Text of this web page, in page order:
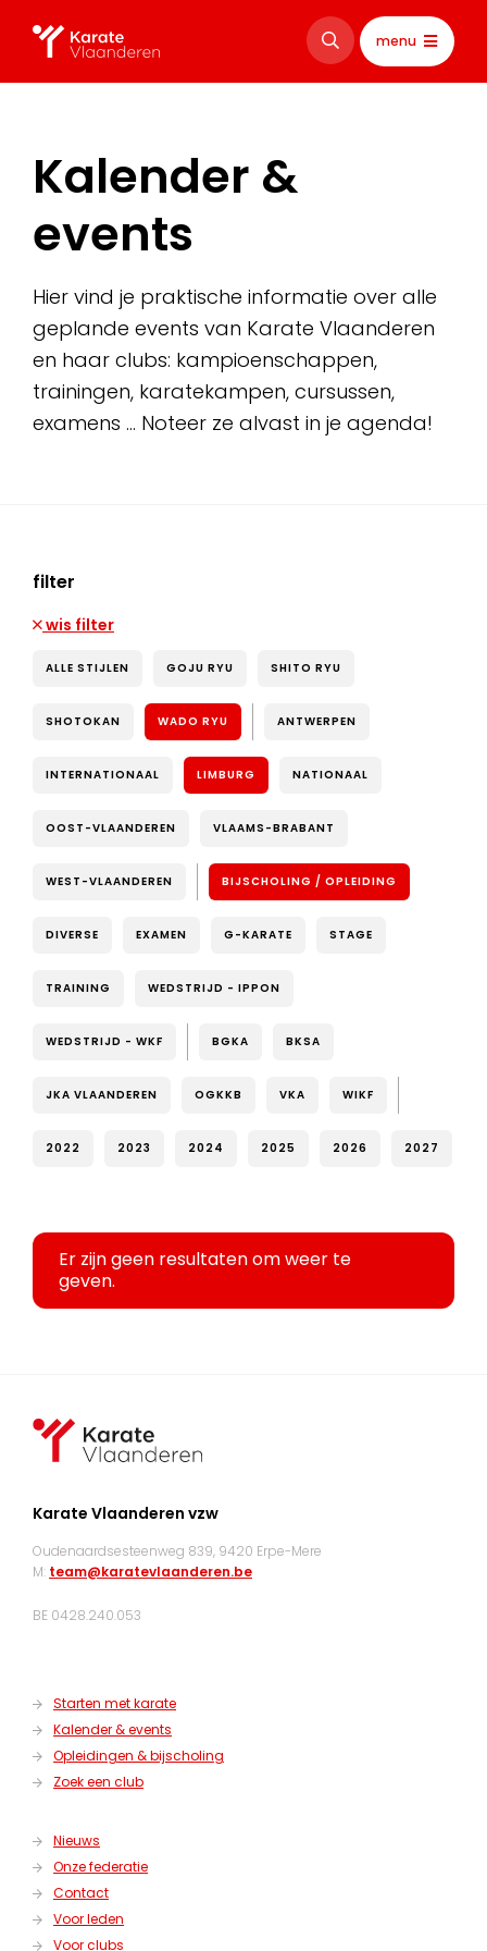
menu
Kalender &
events
Hier vind je praktische informatie over alle
geplande events van Karate Vlaanderen
en haar clubs: kampioenschappen,
trainingen, karatekampen, cursussen,
examens … Noteer ze alvast in je agenda!
filter
wis filter
ALLE STIJLEN GOJU RYU SHITO RYU
SHOTOKAN WADO RYU ANTWERPEN
INTERNATIONAAL LIMBURG NATIONAAL
OOST-VLAANDEREN VLAAMS-BRABANT
WEST-VLAANDEREN BIJSCHOLING / OPLEIDING
DIVERSE EXAMEN G-KARATE STAGE
TRAINING WEDSTRIJD - IPPON
WEDSTRIJD - WKF BGKA BKSA
JKA VLAANDEREN OGKKB VKA WIKF
2022 2023 2024 2025 2026 2027
Er zijn geen resultaten om weer te
geven.
Karate Vlaanderen vzw
Oudenaardsesteenweg 839, 9420 Erpe-Mere
M: team@karatevlaanderen.be
BE 0428.240.053
Starten met karate
Kalender & events
Opleidingen & bijscholing
Zoek een club
Nieuws
Onze federatie
Contact
Voor leden
Voor clubs